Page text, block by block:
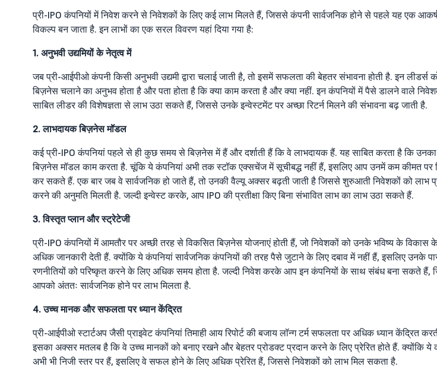
प्री-IPO कंपनियों में निवेश करने से निवेशकों के लिए कई लाभ मिलते हैं, जिससे कंपनी सार्वजनिक होने से पहले यह एक
विकल्प बन जाता है. इन लाभों का एक सरल विवरण यहां दिया गया है:
1. अनुभवी उद्यमियों के नेतृत्व में
जब प्री-आईपीओ कंपनी किसी अनुभवी उद्यमी द्वारा चलाई जाती है, तो इसमें सफलता की बेहतर संभावना होती है. इन लीडर्स
बिज़नेस चलाने का अनुभव होता है और पता होता है कि क्या काम करता है और क्या नहीं. इन कंपनियों में पैसे डालने वाले
साबित लीडर की विशेषज्ञता से लाभ उठा सकते हैं, जिससे उनके इन्वेस्टमेंट पर अच्छा रिटर्न मिलने की संभावना बढ़ जाती है.
2. लाभदायक बिज़नेस मॉडल
कई प्री-IPO कंपनियां पहले से ही कुछ समय से बिज़नेस में हैं और दर्शाती हैं कि वे लाभदायक हैं. यह साबित करता है कि उनका
बिज़नेस मॉडल काम करता है. चूंकि ये कंपनियां अभी तक स्टॉक एक्सचेंज में सूचीबद्ध नहीं हैं, इसलिए आप उनमें कम कीमत पर
कर सकते हैं. एक बार जब वे सार्वजनिक हो जाते हैं, तो उनकी वैल्यू अक्सर बढ़ती जाती है जिससे शुरुआती निवेशकों को लाभ
करने की अनुमति मिलती है. जल्दी इन्वेस्ट करके, आप IPO की प्रतीक्षा किए बिना संभावित लाभ का लाभ उठा सकते हैं.
3. विस्तृत प्लान और स्ट्रेटेजी
प्री-IPO कंपनियों में आमतौर पर अच्छी तरह से विकसित बिज़नेस योजनाएं होती हैं, जो निवेशकों को उनके भविष्य के विकास
अधिक जानकारी देती हैं. क्योंकि ये कंपनियां सार्वजनिक कंपनियों की तरह पैसे जुटाने के लिए दबाव में नहीं हैं, इसलिए उनके
रणनीतियों को परिष्कृत करने के लिए अधिक समय होता है. जल्दी निवेश करके आप इन कंपनियों के साथ संबंध बना सकते हैं,
आपको अंततः सार्वजनिक होने पर लाभ मिलता है.
4. उच्च मानक और सफलता पर ध्यान केंद्रित
प्री-आईपीओ स्टार्टअप जैसी प्राइवेट कंपनियां तिमाही आय रिपोर्ट की बजाय लॉन्ग टर्म सफलता पर अधिक ध्यान केंद्रित
इसका अक्सर मतलब है कि वे उच्च मानकों को बनाए रखने और बेहतर प्रोडक्ट प्रदान करने के लिए प्रेरित होते हैं. क्योंकि ये
अभी भी निजी स्तर पर हैं, इसलिए वे सफल होने के लिए अधिक प्रेरित हैं, जिससे निवेशकों को लाभ मिल सकता है.